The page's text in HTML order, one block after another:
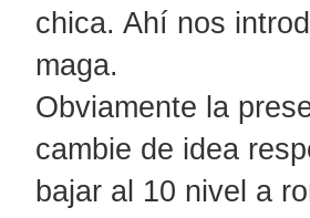
chica. Ahí nos
maga.
Obviamente la
cambie de idea
bajar al 10 nivel a